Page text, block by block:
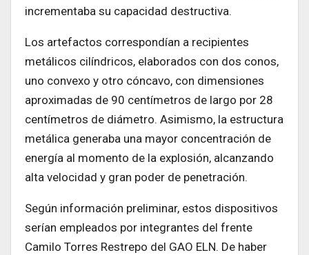
incrementaba su capacidad destructiva.
Los artefactos correspondían a recipientes
metálicos cilíndricos, elaborados con dos conos,
uno convexo y otro cóncavo, con dimensiones
aproximadas de 90 centímetros de largo por 28
centímetros de diámetro. Asimismo, la estructura
metálica generaba una mayor concentración de
energía al momento de la explosión, alcanzando
alta velocidad y gran poder de penetración.
Según información preliminar, estos dispositivos
serían empleados por integrantes del frente
Camilo Torres Restrepo del GAO ELN. De haber